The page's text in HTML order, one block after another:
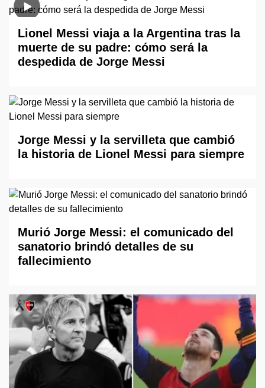
Lionel Messi viaja a la Argentina tras la
muerte de su padre: cómo será la
despedida de Jorge Messi
Jorge Messi y la servilleta que cambió
la historia de Lionel Messi para siempre
Murió Jorge Messi: el comunicado del
sanatorio brindó detalles de su
fallecimiento